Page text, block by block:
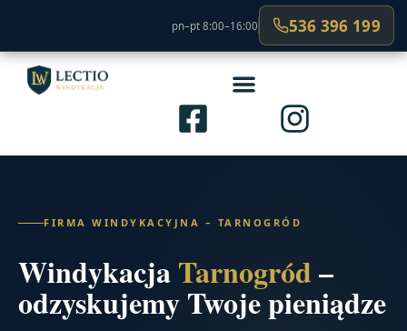
pn–pt 8:00–16:00 536 396 199
FIRMA WINDYKACYJNA – TARNOGRÓD
WindykacjaTarnogród–
odzyskujemy Twoje pieniądze